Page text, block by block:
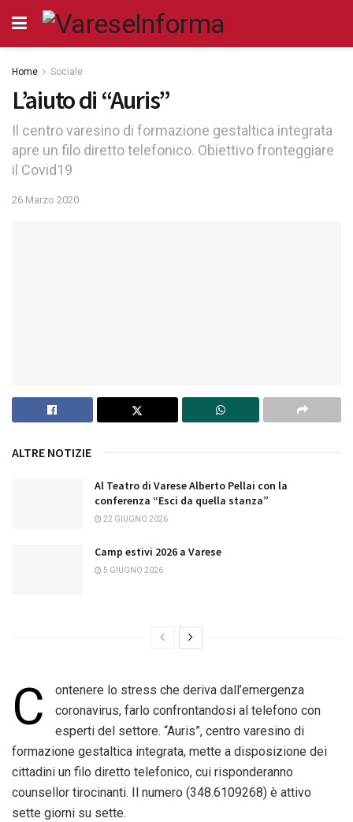
Home Sociale
L’aiuto di “Auris”
Il centro varesino di formazione gestaltica integrata
apre un filo diretto telefonico. Obiettivo fronteggiare
il Covid19
26 Marzo 2020
ALTRE NOTIZIE
Al Teatro di Varese Alberto Pellai con la
conferenza “Esci da quella stanza”
22 GIUGNO 2026
Camp estivi 2026 a Varese
5 GIUGNO 2026
C
ontenere lo stress che deriva dall’emergenza
coronavirus, farlo confrontandosi al telefono con
esperti del settore. “Auris”, centro varesino di
formazione gestaltica integrata, mette a disposizione dei
cittadini un filo diretto telefonico, cui risponderanno
counsellor tirocinanti. Il numero (348.6109268) è attivo
sette giorni su sette.